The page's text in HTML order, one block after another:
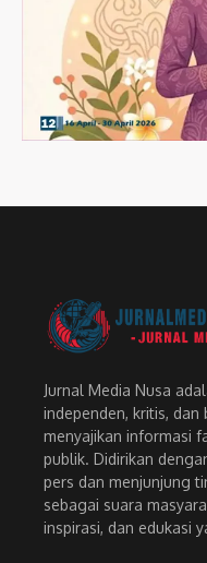
Jurnal Media Nusa
independen, kritis,
menyajikan informasi
publik. Didirikan
pers dan menjunjung
sebagai suara
inspirasi, dan edukasi